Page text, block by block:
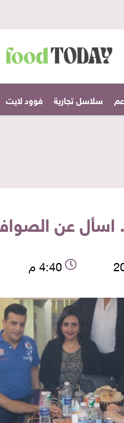
سلاسل تجارية فوود لايت
4:40 م